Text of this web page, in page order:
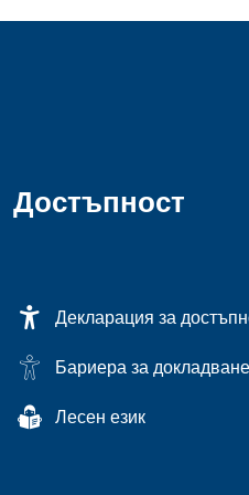
Достъпност
Декларация за
Бариера за докладване
Лесен език